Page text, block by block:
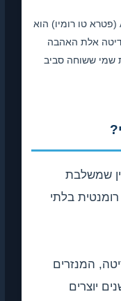
Aphrodite's Rock (פטרא טו רומיו) הוא
אלת האהבה
שמי ששוחה סביב
שמשלבת
בלתי
המנזרים
והפסיפסים בני 2000 שנים יוצרים